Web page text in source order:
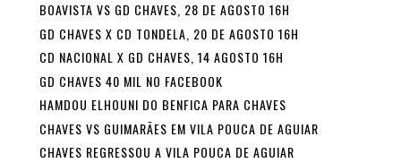
BOAVISTA VS GD CHAVES, 28 DE AGOSTO 16H
GD CHAVES X CD TONDELA, 20 DE AGOSTO 16H
CD NACIONAL X GD CHAVES, 14 AGOSTO 16H
GD CHAVES 40 MIL NO FACEBOOK
HAMDOU ELHOUNI DO BENFICA PARA CHAVES
CHAVES VS GUIMARÃES EM VILA POUCA DE AGUIAR
CHAVES REGRESSOU A VILA POUCA DE AGUIAR